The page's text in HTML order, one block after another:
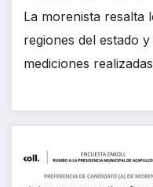
La morenista resalta
regiones del estado
mediciones